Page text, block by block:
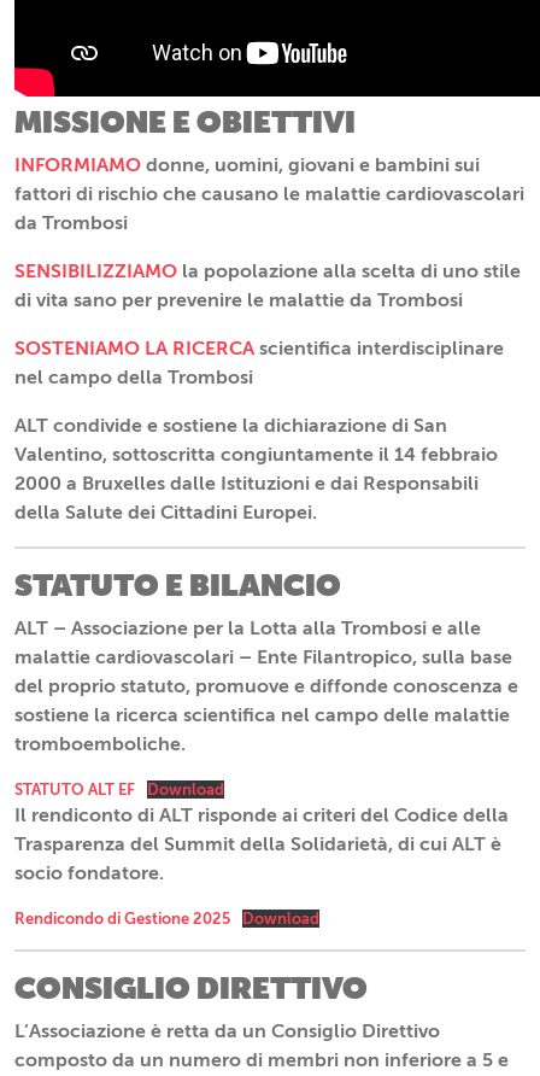
MISSIONE E OBIETTIVI
INFORMIAMO donne, uomini, giovani e bambini sui
fattori di rischio che causano le malattie cardiovascolari
da Trombosi
SENSIBILIZZIAMO la popolazione alla scelta di uno stile
di vita sano per prevenire le malattie da Trombosi
SOSTENIAMO LA RICERCA scientifica interdisciplinare
nel campo della Trombosi
ALT condivide e sostiene la dichiarazione di San
Valentino, sottoscritta congiuntamente il 14 febbraio
2000 a Bruxelles dalle Istituzioni e dai Responsabili
della Salute dei Cittadini Europei.
STATUTO E BILANCIO
ALT – Associazione per la Lotta alla Trombosi e alle
malattie cardiovascolari – Ente Filantropico, sulla base
del proprio statuto, promuove e diffonde conoscenza e
sostiene la ricerca scientifica nel campo delle malattie
tromboemboliche.
STATUTO ALT EF Download
Il rendiconto di ALT risponde ai criteri del Codice della
Trasparenza del Summit della Solidarietà, di cui ALT è
socio fondatore.
Rendicondo di Gestione 2025 Download
CONSIGLIO DIRETTIVO
L’Associazione è retta da un Consiglio Direttivo
composto da un numero di membri non inferiore a 5 e